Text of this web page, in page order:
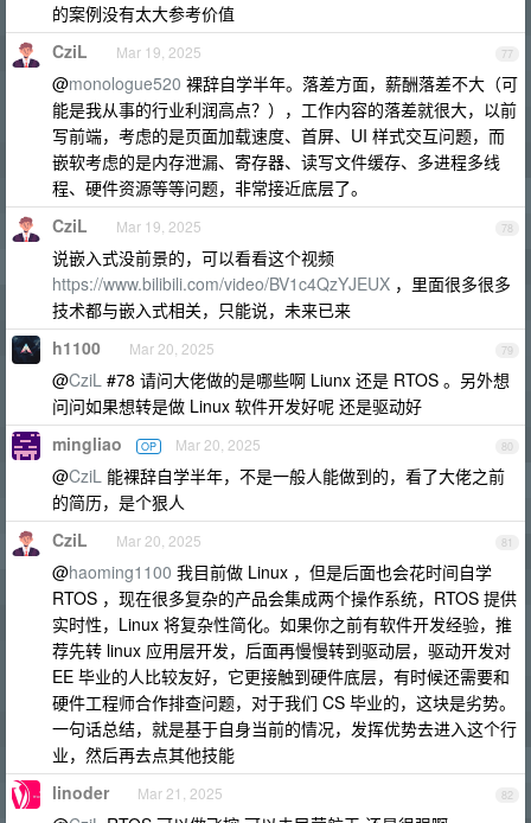
的案例没有太大参考价值
77
CziL Mar 19, 2025
@monologue520 裸辞自学半年。落差方面，薪酬落差不大（可
能是我从事的行业利润高点？），工作内容的落差就很大，以前
写前端，考虑的是页面加载速度、首屏、UI 样式交互问题，而
嵌软考虑的是内存泄漏、寄存器、读写文件缓存、多进程多线
程、硬件资源等等问题，非常接近底层了。
78
CziL Mar 19, 2025
说嵌入式没前景的，可以看看这个视频
https://www.bilibili.com/video/BV1c4QzYJEUX ，里面很多很多
技术都与嵌入式相关，只能说，未来已来
79
h1100 Mar 20, 2025
@CziL #78 请问大佬做的是哪些啊 Liunx 还是 RTOS 。另外想
问问如果想转是做 Linux 软件开发好呢 还是驱动好
80
mingliao OP Mar 20, 2025
@CziL 能裸辞自学半年，不是一般人能做到的，看了大佬之前
的简历，是个狠人
81
CziL Mar 20, 2025
@haoming1100 我目前做 Linux ，但是后面也会花时间自学
RTOS ，现在很多复杂的产品会集成两个操作系统，RTOS 提供
实时性，Linux 将复杂性简化。如果你之前有软件开发经验，推
荐先转 linux 应用层开发，后面再慢慢转到驱动层，驱动开发对
EE 毕业的人比较友好，它更接触到硬件底层，有时候还需要和
硬件工程师合作排查问题，对于我们 CS 毕业的，这块是劣势。
一句话总结，就是基于自身当前的情况，发挥优势去进入这个行
业，然后再去点其他技能
82
linoder Mar 21, 2025